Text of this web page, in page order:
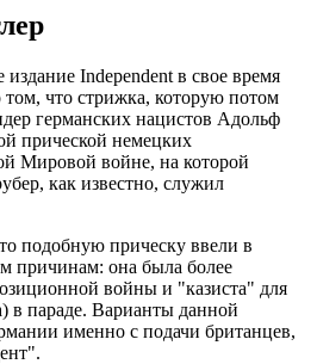
издание Independent в свое время
том, что стрижка, которую потом
германских нацистов Адольф
прической немецких
Мировой войне, на которой
как известно, служил
подобную прическу ввели в
причинам: она была более
войны и "казиста" для
в параде. Варианты данной
именно с подачи британцев,